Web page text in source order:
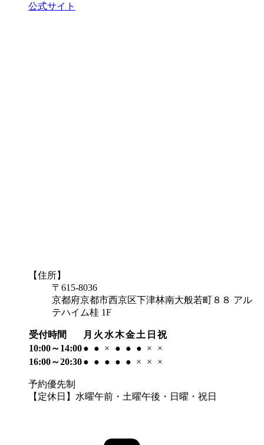
公式サイト
【住所】
〒615-8036
京都府京都市西京区下津林南大般若町８８ アル
テハイム桂 1F
受付時間 月 火 水木金土 日 祝
10:00～14:00● ● × ● ● ● ×
×
16:00～20:30● ● ● ● ● × × ×
予約優先制
【定休日】水曜午前・土曜午後・日曜・祝日